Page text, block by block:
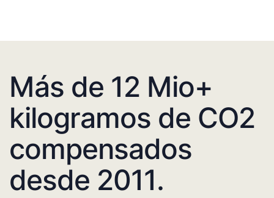
Más de 12 Mio+
kilogramos de CO2
compensados
desde 2011.